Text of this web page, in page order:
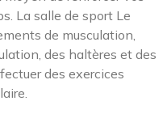
La salle de sport Le
de musculation,
des haltères et des
des exercices